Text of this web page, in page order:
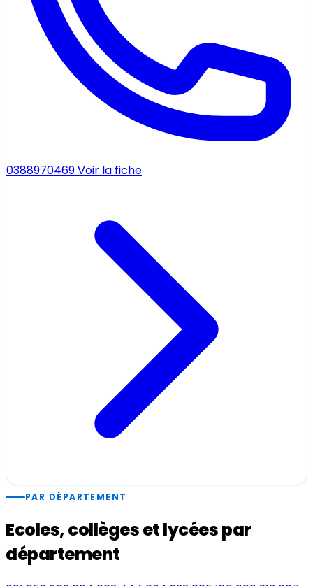
0388970469Voir la fiche
PAR DÉPARTEMENT
Ecoles, collèges et lycées par
département